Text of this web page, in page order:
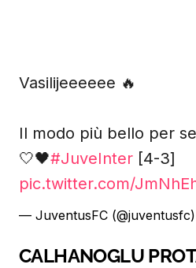
Vasilijeeeeee 🔥
Il modo più bello per
🤍🖤#JuveInter [4-3]
pic.twitter.com/
— JuventusFC (@juventusfc)
CALHANOGLU